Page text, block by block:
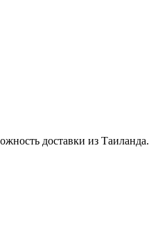
доставки из Таиланда.